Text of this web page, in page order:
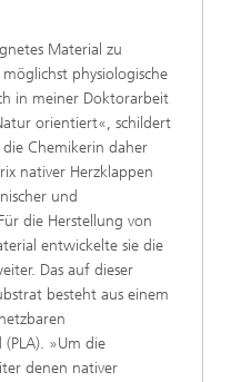
Material zu
physiologische
in meiner Doktorarbeit
orientiert«, schildert
Chemikerin daher
nativer Herzklappen
und
die Herstellung von
entwickelte sie die
Das auf dieser
besteht aus einem
»Um die
denen nativer